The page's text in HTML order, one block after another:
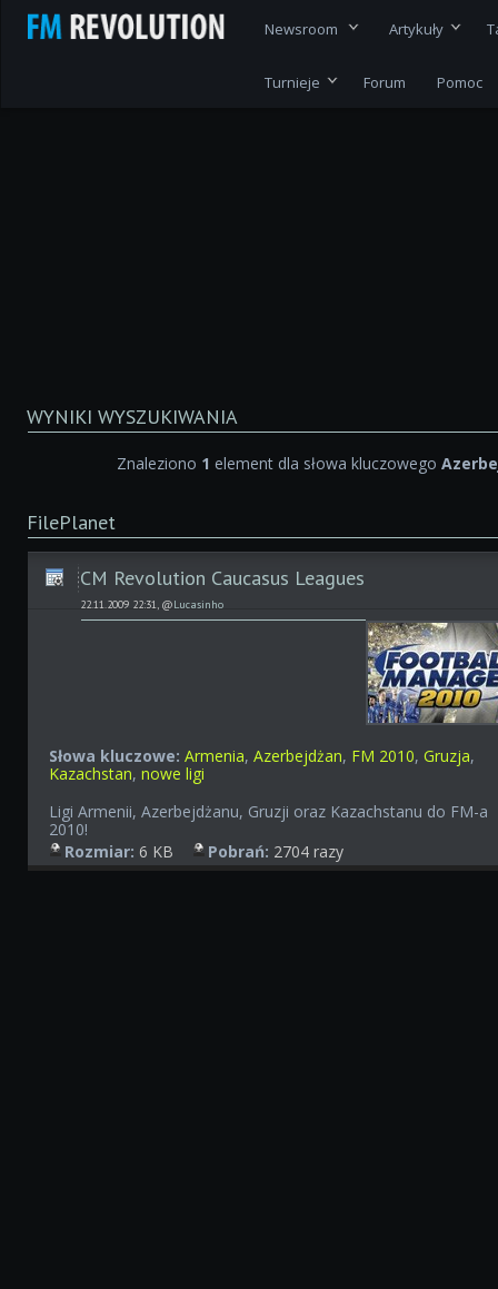
Newsroom Artykuły
Turnieje Forum Pomoc
WYNIKI WYSZUKIWANIA
Znaleziono 1 element dla słowa kluczowego
FilePlanet
CM Revolution Caucasus Leagues
22.11.2009 22:31, @Lucasinho
Słowa kluczowe: Armenia,Azerbejdżan, FM 2010,Gruzja,
Kazachstan,nowe ligi
Ligi Armenii, Azerbejdżanu, Gruzji oraz Kazachstanu do FM-a
2010!
Rozmiar: 6 KB Pobrań: 2704 razy